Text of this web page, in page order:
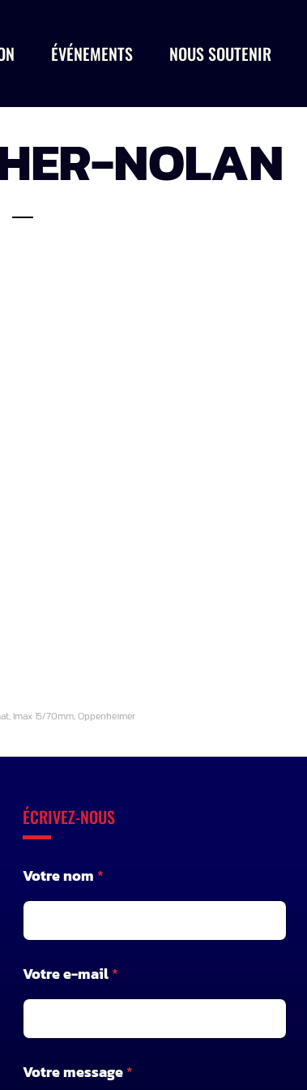
ÉVÉNEMENTS NOUS SOUTENIR
NOLAN
Imax 15/70mm, Oppenheimer
ÉCRIVEZ-NOUS
Votre nom *
V
o
r
*
Votre e-mail*
Votre message*